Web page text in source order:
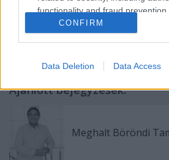
functionality and fraud
user protection.
CONFIRM
Data Deletion Data Access
táncművészet
Ajánlott bejegyzések:
Meghalt Böröndi